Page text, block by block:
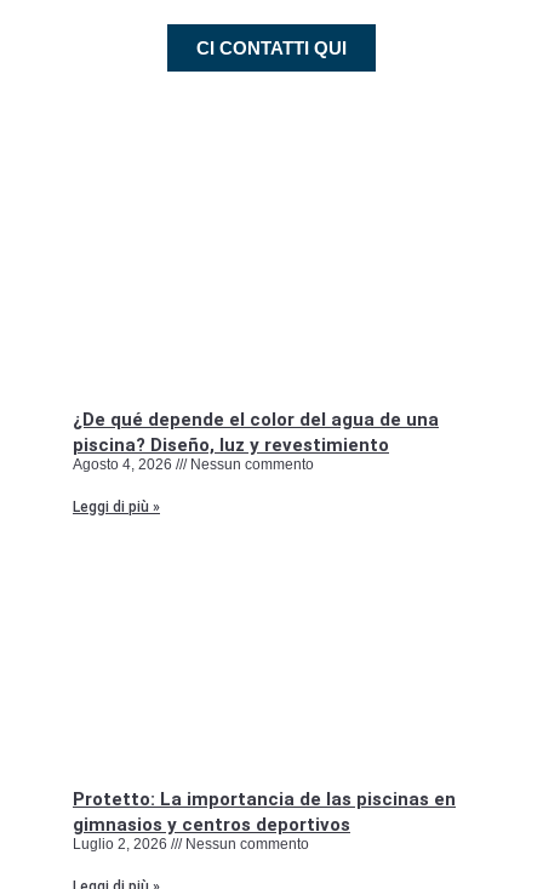
CI CONTATTI QUI
¿De qué depende el color del agua de una
piscina? Diseño, luz y revestimiento
Agosto 4, 2026 Nessun commento
Leggi di più »
Protetto: La importancia de las piscinas en
gimnasios y centros deportivos
Luglio 2, 2026 Nessun commento